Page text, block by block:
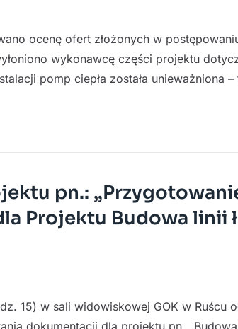
ocenę ofert złożonych w
wykonawcę części projektu
pomp ciepła została unieważniona
pn.:
Projektu Budowa linii
15) w sali widowiskowej GOK w Ruścu
dokumentacji dla projektu pn. „Budowa